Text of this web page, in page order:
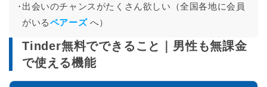
出会いのチャンスがたくさん欲しい（全国各地に会員
がいるペアーズへ）
Tinder無料でできること｜男性も無課金
で使える機能